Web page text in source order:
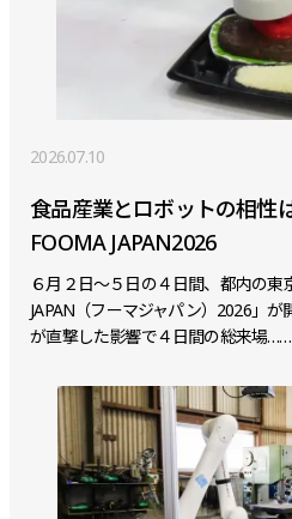
2026.07.10
食品産業とロボットの相性
FOOMA JAPAN2026
６月２日～５日の４日間、都内の
JAPAN（フーマジャパン）2026」
が直撃した影響で４日間の総来場……